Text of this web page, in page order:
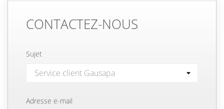
CONTACTEZ-NOUS
Sujet
Adresse e-mail